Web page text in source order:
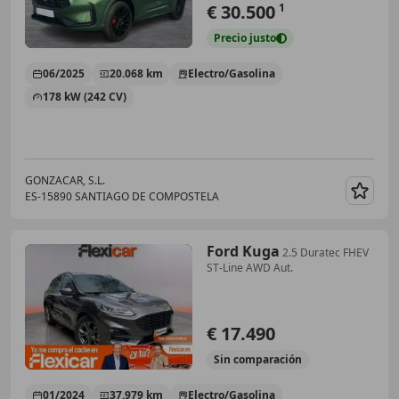
€ 30.500 1
Precio justo
06/2025 20.068 km
Electro/Gasolina
178 kW (242 CV)
GONZACAR, S.L.
ES-15890 SANTIAGO DE COMPOSTELA
Ford Kuga 2.5 Duratec FHEV
ST-Line AWD Aut.
€ 17.490
Sin comparación
01/2024 37.979 km
Electro/Gasolina